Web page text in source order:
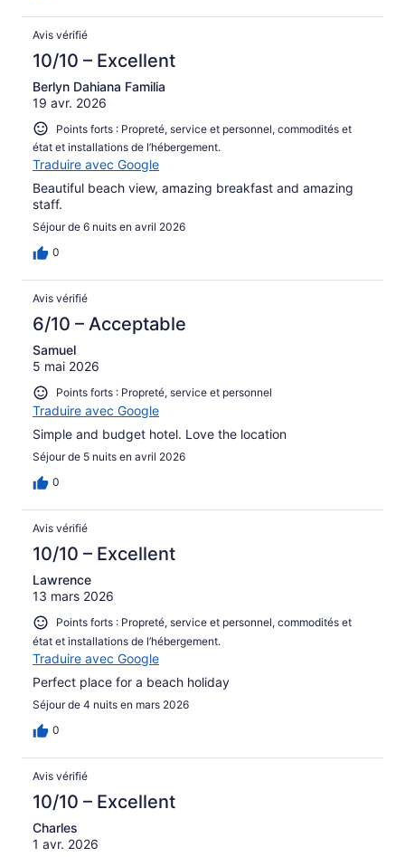
Avis vérifié
10/10 – Excellent
Berlyn Dahiana Familia
19 avr. 2026
Points forts : Propreté, service et personnel, commodités et
état et installations de l’hébergement.
Traduire avec Google
Beautiful beach view, amazing breakfast and amazing
staff.
Séjour de 6 nuits en avril 2026
0
Avis vérifié
6/10 – Acceptable
Samuel
5 mai 2026
Points forts : Propreté, service et personnel
Traduire avec Google
Simple and budget hotel. Love the location
Séjour de 5 nuits en avril 2026
0
Avis vérifié
10/10 – Excellent
Lawrence
13 mars 2026
Points forts : Propreté, service et personnel, commodités et
état et installations de l’hébergement.
Traduire avec Google
Perfect place for a beach holiday
Séjour de 4 nuits en mars 2026
0
Avis vérifié
10/10 – Excellent
Charles
1 avr. 2026